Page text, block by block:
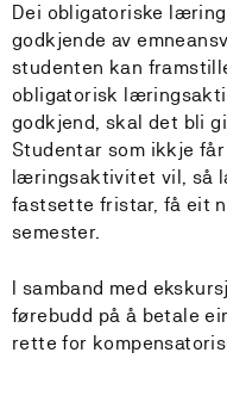
Dei obligatoriske
godkjende av
studenten kan
obligatorisk
godkjend, skal det bli
Studentar som ikkje
læringsaktivitet vil, så
fastsette fristar, få eit
semester.
I samband med
førebudd på å betale
rette for